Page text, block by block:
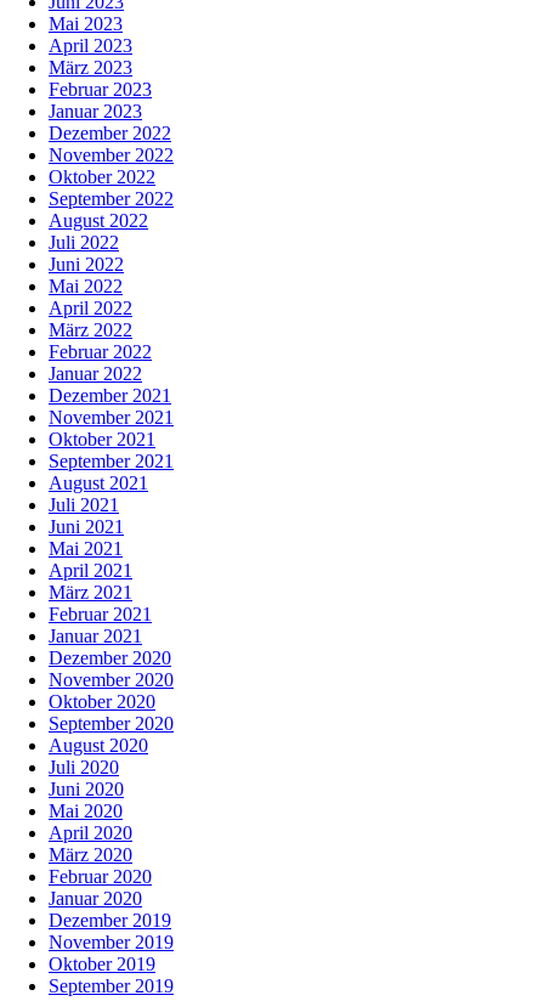
Mai 2023
April 2023
März 2023
Februar 2023
Januar 2023
Dezember 2022
November 2022
Oktober 2022
September 2022
August 2022
Juli 2022
Juni 2022
Mai 2022
April 2022
März 2022
Februar 2022
Januar 2022
Dezember 2021
November 2021
Oktober 2021
September 2021
August 2021
Juli 2021
Juni 2021
Mai 2021
April 2021
März 2021
Februar 2021
Januar 2021
Dezember 2020
November 2020
Oktober 2020
September 2020
August 2020
Juli 2020
Juni 2020
Mai 2020
April 2020
März 2020
Februar 2020
Januar 2020
Dezember 2019
November 2019
Oktober 2019
September 2019